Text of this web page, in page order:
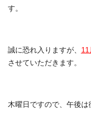
す。
誠に恐れ入りますが、
させていただきます。
木曜日ですので、午後は